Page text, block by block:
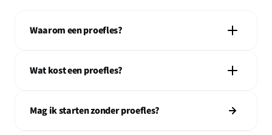
Waarom een proefles?
Wat kost een proefles?
Mag ik starten zonder proefles?